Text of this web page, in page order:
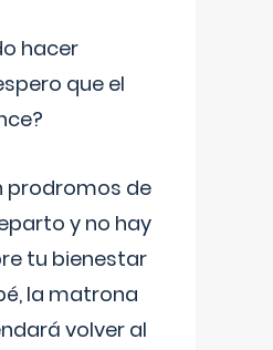
hacer
que el
prodromos de
y no hay
tu bienestar
la matrona
volver al